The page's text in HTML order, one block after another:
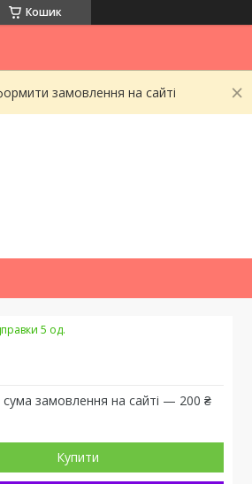
Кошик
замовлення на сайті
5 од.
сума замовлення на сайті — 200 ₴
Купити